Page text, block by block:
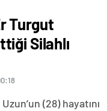
Turgut
Silahlı
(28) hayatını